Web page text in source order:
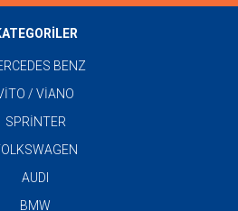
BENZ
/ VİANO
SPRİNTER
AUDI
BMW